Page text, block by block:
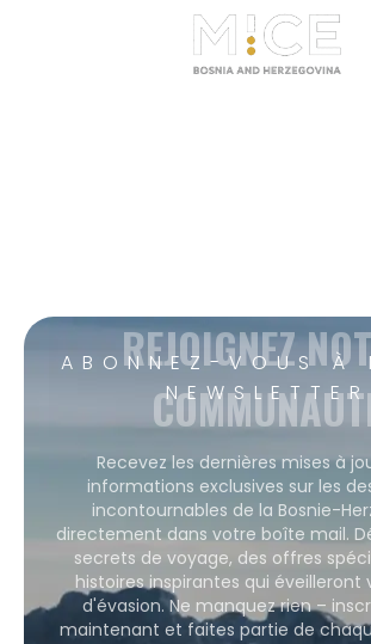
ABONNEZ-VOUS À
NEWSLETTER
REJOIGNEZ
Recevez les dernières mises à
informations exclusives sur les
incontournables de la Bosnie-
directement dans votre boîte mail.
secrets de voyage, des offres
histoires inspirantes qui éveilleront
d'évasion. Ne manquez rien –
maintenant et faites partie de